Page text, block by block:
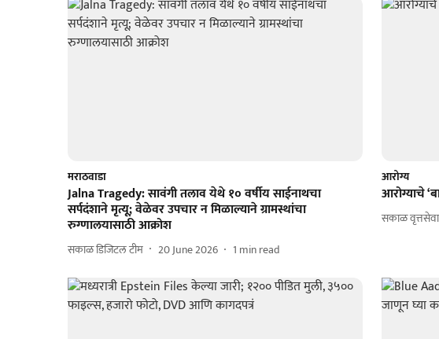
मराठवाडा
Jalna Tragedy: सावंगी तलाव येथे १० वर्षीय साईनाथचा
सर्पदंशाने मृत्यू; वेळेवर उपचार न मिळाल्याने ग्रामस्थांचा
रुग्णालयासाठी आक्रोश
सकाळ डिजिटल टीम 20 June 2026 1 min read
आरोग्य
आरोग्याचे
सकाळ वृत्तसेवा